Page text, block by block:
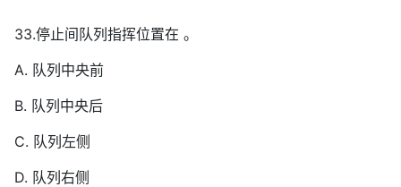
33.停止间队列指挥位置在 。
A. 队列中央前
B. 队列中央后
C. 队列左侧
D. 队列右侧